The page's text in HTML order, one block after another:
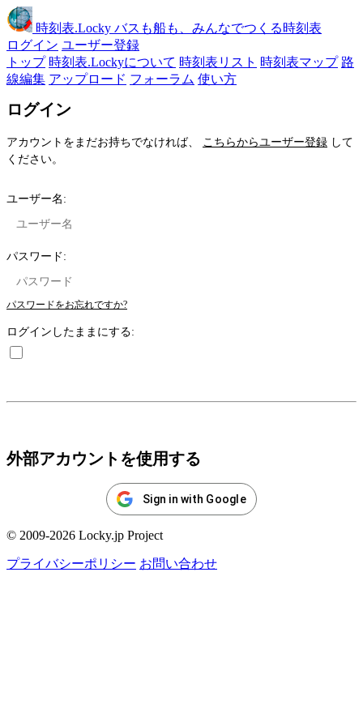
時刻表.Locky バスも船も、みんなでつくる時刻表
ログイン ユーザー登録
トップ 時刻表.Lockyについて 時刻表リスト 時刻表マップ 路
線編集 アップロード フォーラム 使い方
ログイン
アカウントをまだお持ちでなければ、 こちらからユーザー登録 して
ください。
ユーザー名:
パスワード:
パスワードをお忘れですか?
ログインしたままにする:
外部アカウントを使用する
Sign in with Google
© 2009-2026 Locky.jp Project
プライバシーポリシー お問い合わせ